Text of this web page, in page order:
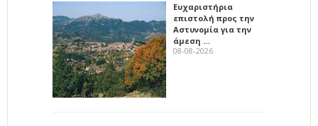
Ευχαριστήρια
επιστολή προς την
Αστυνομία για την
άμεση …
08-08-2026